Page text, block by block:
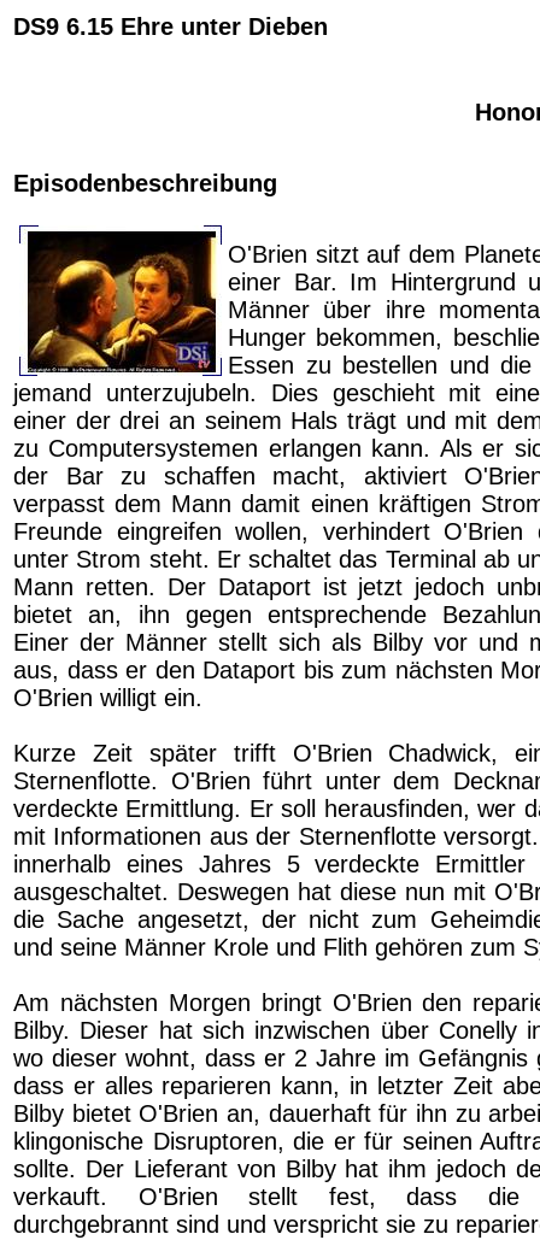
DS9 6.15 Ehre unter Dieben
Episodenbeschreibung
O'Brien sitzt auf dem
einer Bar. Im Hintergrund
Männer über ihre
Hunger bekommen,
Essen zu bestellen und die
jemand unterzujubeln. Dies geschieht mit
einer der drei an seinem Hals trägt und mit
zu Computersystemen erlangen kann. Als er
der Bar zu schaffen macht, aktiviert
verpasst dem Mann damit einen kräftigen
Freunde eingreifen wollen, verhindert
unter Strom steht. Er schaltet das Terminal ab
Mann retten. Der Dataport ist jetzt jedoch
bietet an, ihn gegen entsprechende
Einer der Männer stellt sich als Bilby vor und
aus, dass er den Dataport bis zum nächsten
O'Brien willigt ein.
Kurze Zeit später trifft O'Brien Chadwick,
Sternenflotte. O'Brien führt unter dem
verdeckte Ermittlung. Er soll herausfinden, wer
mit Informationen aus der Sternenflotte
innerhalb eines Jahres 5 verdeckte Ermittler
ausgeschaltet. Deswegen hat diese nun mit
die Sache angesetzt, der nicht zum
und seine Männer Krole und Flith gehören zum
Am nächsten Morgen bringt O'Brien den
Bilby. Dieser hat sich inzwischen über Conelly
wo dieser wohnt, dass er 2 Jahre im Gefängnis
dass er alles reparieren kann, in letzter Zeit
Bilby bietet O'Brien an, dauerhaft für ihn zu
klingonische Disruptoren, die er für seinen
sollte. Der Lieferant von Bilby hat ihm jedoch
verkauft. O'Brien stellt fest, dass die
durchgebrannt sind und verspricht sie zu